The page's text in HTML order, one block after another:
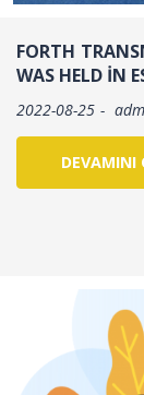
FORTH
WAS HELD IN
2022-08-25
DEVAMINI